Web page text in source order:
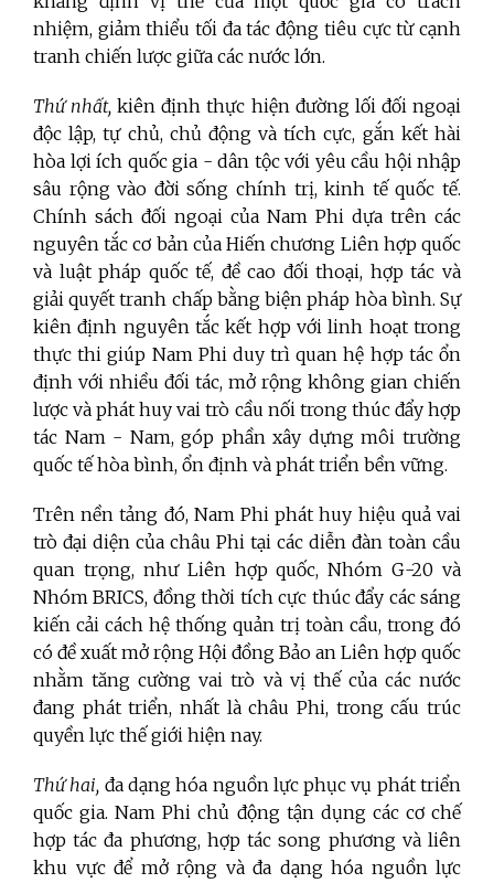
nhiệm, giảm thiểu tối đa tác động tiêu cực từ cạnh
tranh chiến lược giữa các nước lớn.
Thứ nhất, kiên định thực hiện đường lối đối ngoại
độc lập, tự chủ, chủ động và tích cực, gắn kết hài
hòa lợi ích quốc gia - dân tộc với yêu cầu hội nhập
sâu rộng vào đời sống chính trị, kinh tế quốc tế.
Chính sách đối ngoại của Nam Phi dựa trên các
nguyên tắc cơ bản của Hiến chương Liên hợp quốc
và luật pháp quốc tế, đề cao đối thoại, hợp tác và
giải quyết tranh chấp bằng biện pháp hòa bình. Sự
kiên định nguyên tắc kết hợp với linh hoạt trong
thực thi giúp Nam Phi duy trì quan hệ hợp tác ổn
định với nhiều đối tác, mở rộng không gian chiến
lược và phát huy vai trò cầu nối trong thúc đẩy hợp
tác Nam - Nam, góp phần xây dựng môi trường
quốc tế hòa bình, ổn định và phát triển bền vững.
Trên nền tảng đó, Nam Phi phát huy hiệu quả vai
trò đại diện của châu Phi tại các diễn đàn toàn cầu
quan trọng, như Liên hợp quốc, Nhóm G-20 và
Nhóm BRICS, đồng thời tích cực thúc đẩy các sáng
kiến cải cách hệ thống quản trị toàn cầu, trong đó
có đề xuất mở rộng Hội đồng Bảo an Liên hợp quốc
nhằm tăng cường vai trò và vị thế của các nước
đang phát triển, nhất là châu Phi, trong cấu trúc
quyền lực thế giới hiện nay.
Thứ hai, đa dạng hóa nguồn lực phục vụ phát triển
quốc gia. Nam Phi chủ động tận dụng các cơ chế
hợp tác đa phương, hợp tác song phương và liên
khu vực để mở rộng và đa dạng hóa nguồn lực